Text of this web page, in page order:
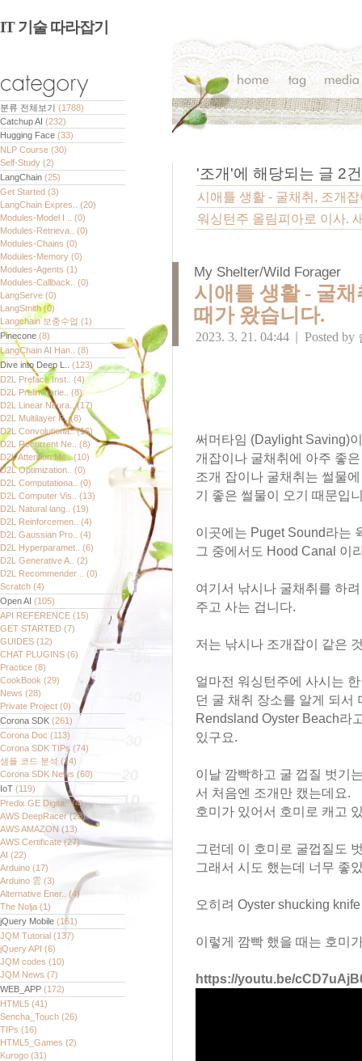
IT 기술 따라잡기
분류 전체보기 (1788)
Catchup AI (232)
Hugging Face (33)
NLP Course (30)
Self-Study (2)
LangChain (25)
Get Started (3)
LangChain Expres.. (20)
Modules-Model I .. (0)
Modules-Retrieva.. (0)
Modules-Chains (0)
Modules-Memory (0)
Modules-Agents (1)
Modules-Callback.. (0)
LangServe (0)
LangSmith(0)
Langchain 보충수업 (1)
Pinecone (8)
LangChain AI Han.. (8)
Dive into Deep L.. (123)
D2L Preface Inst.. (4)
D2L Preliminarie.. (8)
D2L Linear Neura..(17)
D2L Multilayer P..(8)
D2L Convolutiona..(16)
D2L Recurrent Ne.. (8)
D2L Attention Me..(10)
D2L Optimization.. (0)
D2L Computationa.. (0)
D2L Computer Vis.. (13)
D2L Natural lang.. (19)
D2L Reinforcemen.. (4)
D2L Gaussian Pro.. (4)
D2L Hyperparamet.. (6)
D2L Generative A.. (2)
D2L Recommender .. (0)
Scratch (4)
Open AI (105)
API REFERENCE (15)
GET STARTED (7)
GUIDES (12)
CHAT PLUGINS (6)
Practice (8)
CookBook (29)
News (28)
Private Project (0)
Corona SDK (261)
Corona Doc (113)
Corona SDK TIPs (74)
샘플 코드 분석 (14)
Corona SDK News (60)
IoT (119)
Predix GE Digita..(4)
AWS DeepRacer(28)
AWS AMAZON (13)
AWS Certificate(27)
AI (22)
Arduino (17)
Arduino 雲 (3)
Alternative Ener.. (4)
The Nolja (1)
jQuery Mobile (161)
JQM Tutorial (137)
jQuery API (6)
JQM codes (10)
JQM News (7)
WEB_APP (172)
HTML5 (41)
Sencha_Touch (26)
TIPs (16)
HTML5_Games (2)
Kurogo (31)
'조개 '에 해당되는 글 2건
시애틀 생활 - 굴채취, 조개
워싱턴주 올림피아로 이사.
My Shelter/Wild Forager
시애틀 생활 - 굴
때가 왔습니다.
2023. 3. 21. 04:44 Posted by
써머타임 (Daylight Saving)
개잡이나 굴채취에 아주 좋
조개 잡이나 굴채취는 썰물
기 좋은 썰물이 오기 때문입
이곳에는 Puget Sound라는
그 중에서도 Hood Canal 이
여기서 낚시나 굴채취를 하
주고 사는 겁니다.
저는 낚시나 조개잡이 같은
얼마전 워싱턴주에 사시는
던 굴 채취 장소를 알게 되서
Rendsland Oyster Beach라
있구요.
이날 깜빡하고 굴 껍질 벗기
서 처음엔 조개만 캤는데요.
호미가 있어서 호미로 캐고
그런데 이 호미로 굴껍질도
그래서 시도 했는데 너무 좋
오히려 Oyster shucking
이렇게 깜빡 했을 때는 호미
https://youtu.be/